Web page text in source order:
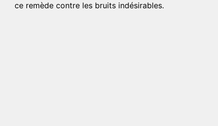
ce remède contre les bruits indésirables.